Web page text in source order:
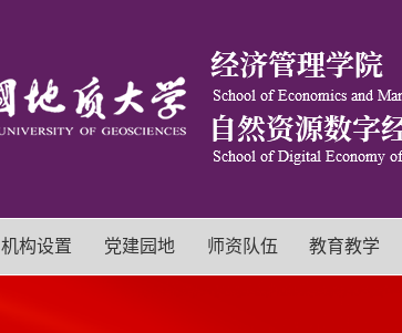
机构设置 党建园地 师资队伍 教育教学